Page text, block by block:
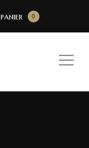
0
panier